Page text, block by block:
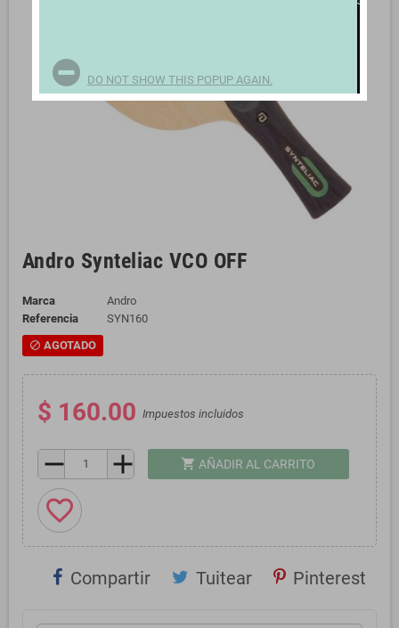
Andro Synteliac VCO OFF
Marca
Andro
Referencia
SYN160
block AGOTADO
$ 160.00 Impuestos incluidos
remove add shopping_cart AÑADIR AL CARRITO
favorite_border
Compartir Tuitear Pinterest
DO NOT SHOW THIS POPUP AGAIN.